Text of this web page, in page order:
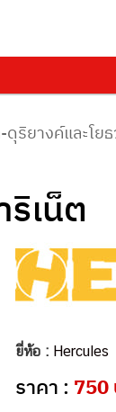
ริยางค์และโย
เน็ต
ยี่ห้อ : Hercules
ราคา : 750